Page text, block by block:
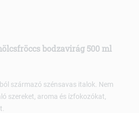
bodzavirág 500 ml
származó szénsavas italok. Nem
szereket, aroma és ízfokozókat,